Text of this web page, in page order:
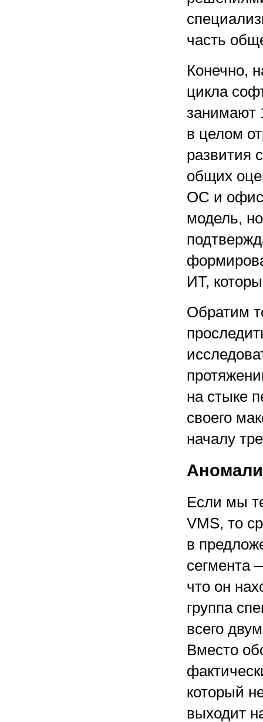
часть
Конечно,
цикла
занимают
в целом
развития
общих
ОС и
модель,
ИТ,
Обратим
на стыке
своего
началу
Если мы
VMS, то
в
сегмента
что он
группа
всего
Вместо
который
выходит